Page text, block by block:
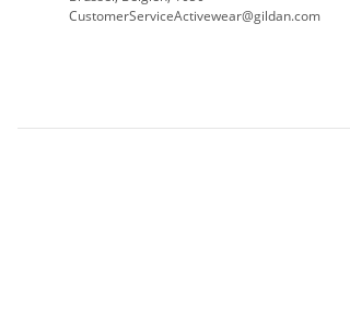
CustomerServiceActivewear@gildan.com